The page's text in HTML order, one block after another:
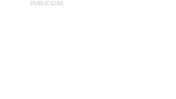
PUBLICIDAD